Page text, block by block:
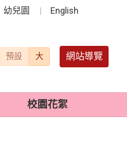
幼兒園 English
預設 大 網站導覽
校園花絮